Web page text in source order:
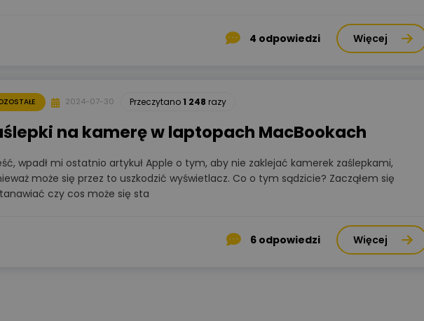
4 odpowiedzi Więcej
2024-07-30 Przeczytano1 248 razy
na kamerę w laptopach MacBookach
wpadł mi ostatnio artykuł Apple o tym, aby nie zaklejać kamerek zaślepkami,
może się przez to uszkodzić wyświetlacz. Co o tym sądzicie? Zacząłem się
czy cos może się sta
6 odpowiedzi Więcej